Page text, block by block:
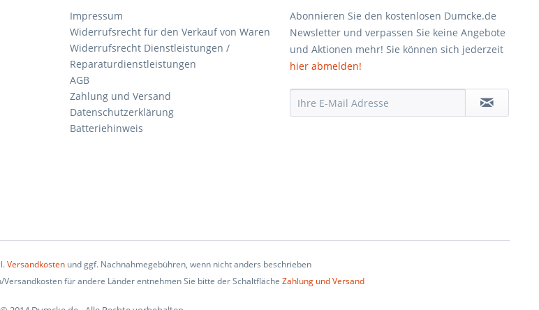
Impressum
Widerrufsrecht für den Verkauf von Waren
Widerrufsrecht Dienstleistungen /
Reparaturdienstleistungen
AGB
Zahlung und Versand
Datenschutzerklärung
Batteriehinweis
Abonnieren Sie den kostenlosen Dumcke.de
Newsletter und verpassen Sie keine Angebote
und Aktionen mehr! Sie können sich jederzeit
hier abmelden!
Versandkostenund ggf. Nachnahmegebühren, wenn nicht anders beschrieben
für andere Länder entnehmen Sie bitte der Schaltfläche Zahlung und Versand